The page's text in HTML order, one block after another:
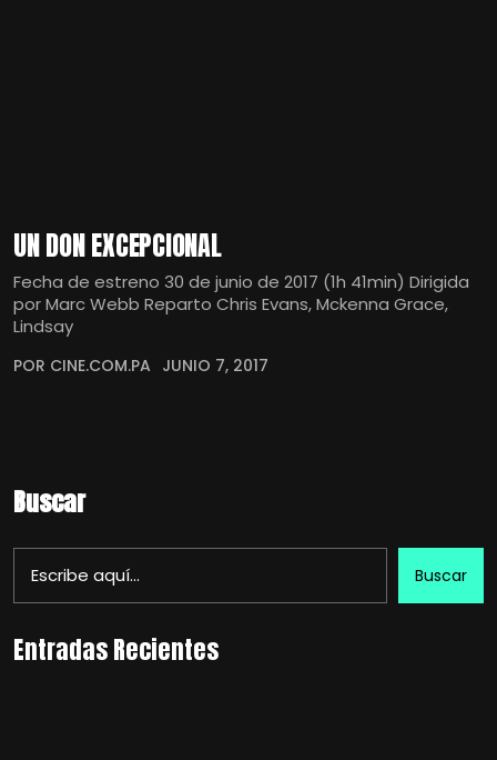
UN DON EXCEPCIONAL
Fecha de estreno 30 de junio de 2017 (1h 41min) Dirigida
por Marc Webb Reparto Chris Evans, Mckenna Grace,
Lindsay
POR CINE.COM.PA JUNIO 7, 2017
Buscar
Buscar
Entradas Recientes